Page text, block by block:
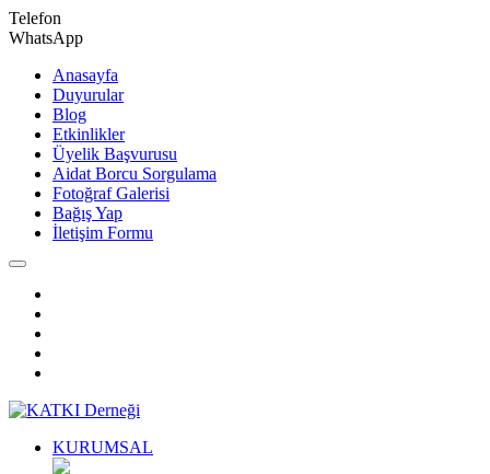
Telefon
WhatsApp
Anasayfa
Duyurular
Blog
Etkinlikler
Üyelik Başvurusu
Aidat Borcu Sorgulama
Fotoğraf Galerisi
Bağış Yap
İletişim Formu
KURUMSAL